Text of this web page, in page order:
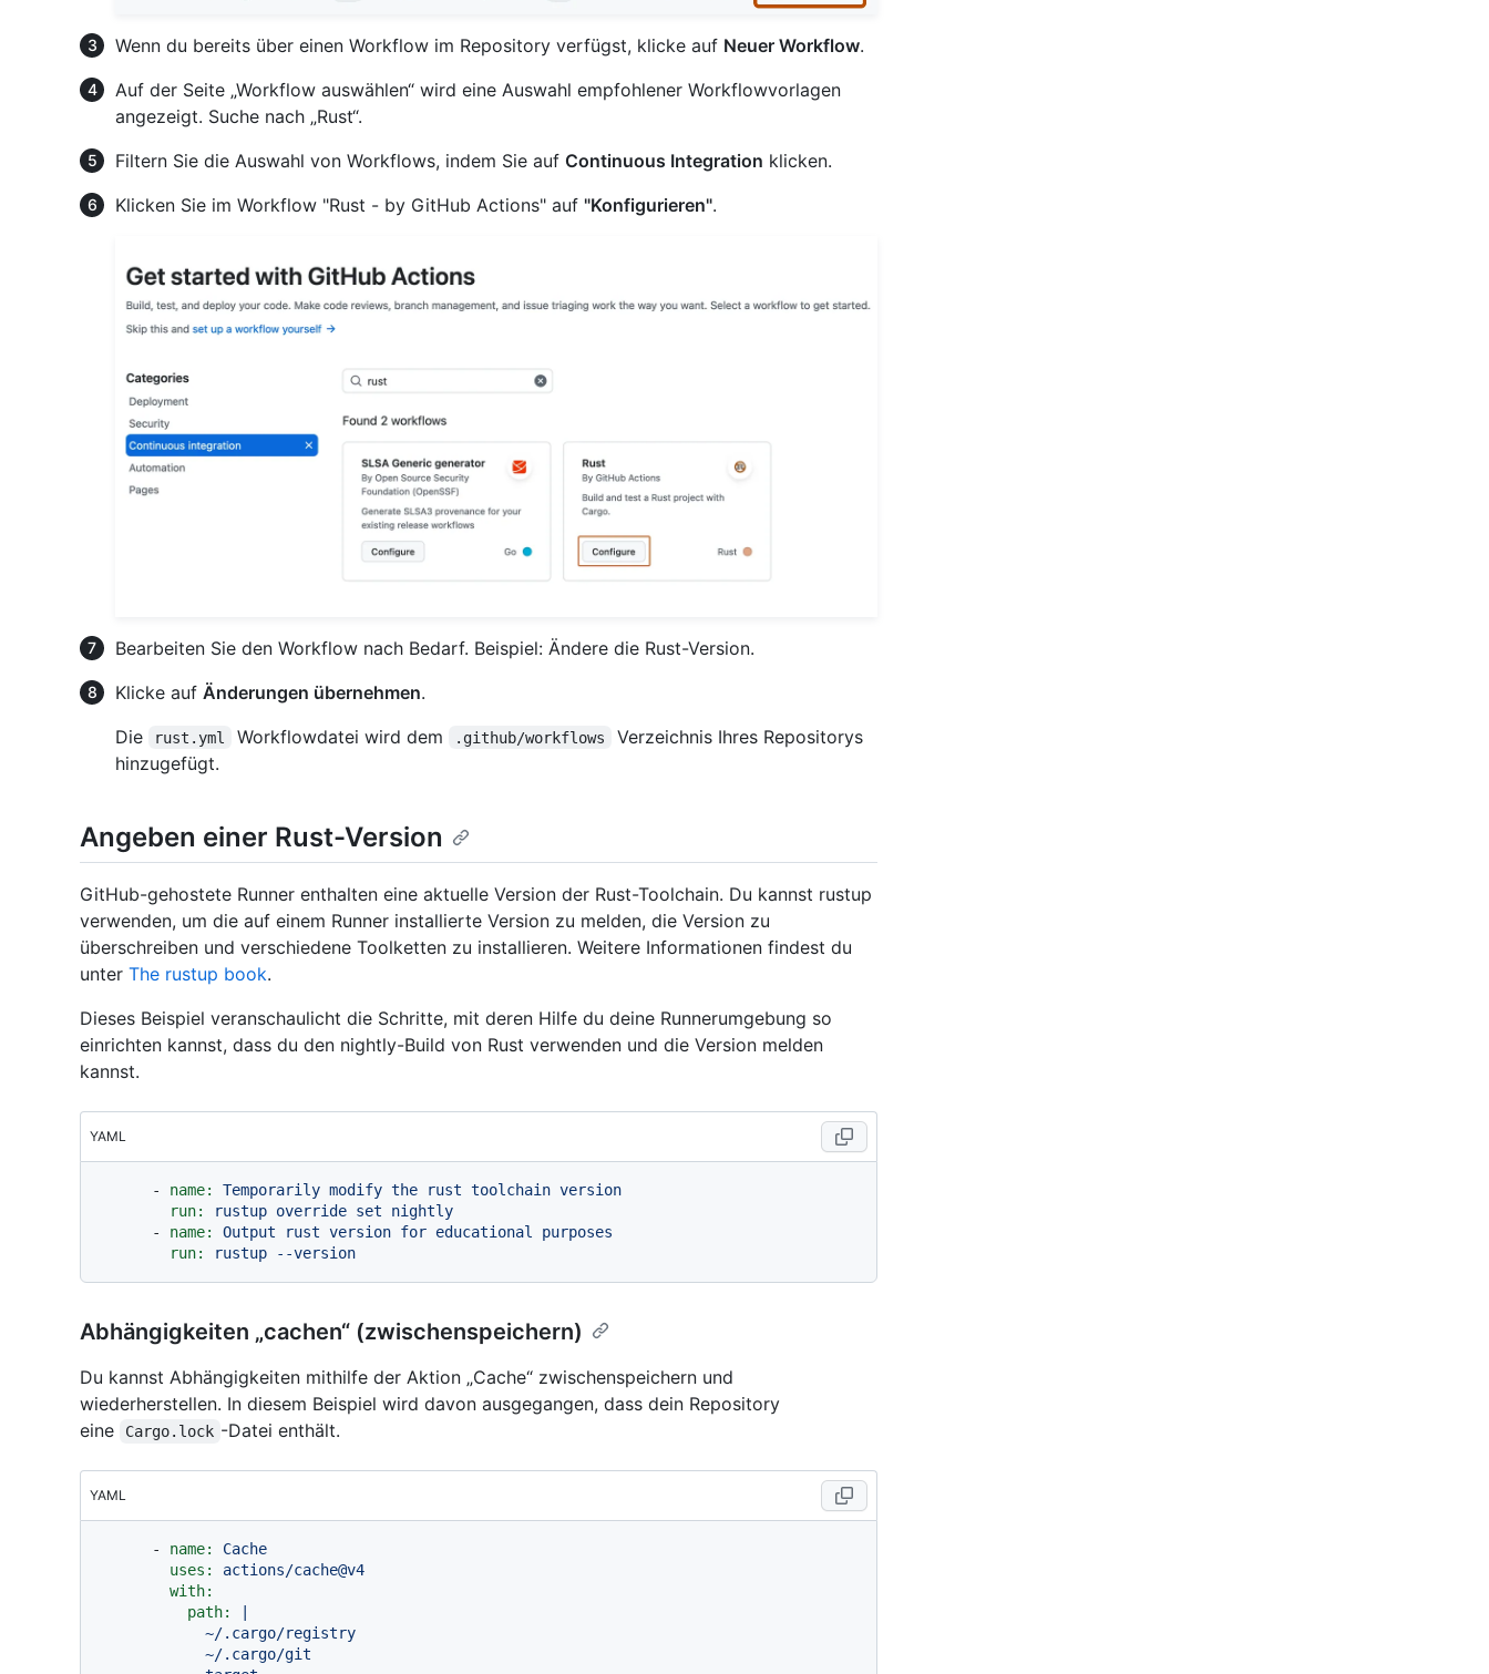
Wenn du bereits über einen Workflow im Repository verfügst, klicke auf Neuer Workflow.
Auf der Seite „Workflow auswählen“ wird eine Auswahl empfohlener Workflowvorlagen
angezeigt. Suche nach „Rust“.
Filtern Sie die Auswahl von Workflows, indem Sie auf Continuous Integration klicken.
Klicken Sie im Workflow "Rust - by GitHub Actions" auf "Konfigurieren".
Bearbeiten Sie den Workflow nach Bedarf. Beispiel: Ändere die Rust-Version.
Klicke auf Änderungen übernehmen.
Die
rust.yml Workflowdatei wird dem .github/workflows
Verzeichnis Ihres Repositorys
hinzugefügt.
Angeben einer Rust-Version
GitHub-gehostete Runner enthalten eine aktuelle Version der Rust-Toolchain. Du kannst rustup
verwenden, um die auf einem Runner installierte Version zu melden, die Version zu
überschreiben und verschiedene Toolketten zu installieren. Weitere Informationen findest du
unter The rustup book.
Dieses Beispiel veranschaulicht die Schritte, mit deren Hilfe du deine Runnerumgebung so
einrichten kannst, dass du den nightly-Build von Rust verwenden und die Version melden
kannst.
YAML
- name: Temporarily modify the rust toolchain version
run:
rustup override set
nightly
-
name: Output rust version for educational
purposes
run:
rustup --version
Abhängigkeiten „cachen“ (zwischenspeichern)
Du kannst Abhängigkeiten mithilfe der Aktion „Cache“ zwischenspeichern und
wiederherstellen. In diesem Beispiel wird davon ausgegangen, dass dein Repository
eine
Cargo.lock -Datei enthält.
YAML
- name:
Cache
uses:
actions/cache@v4
with:
path: